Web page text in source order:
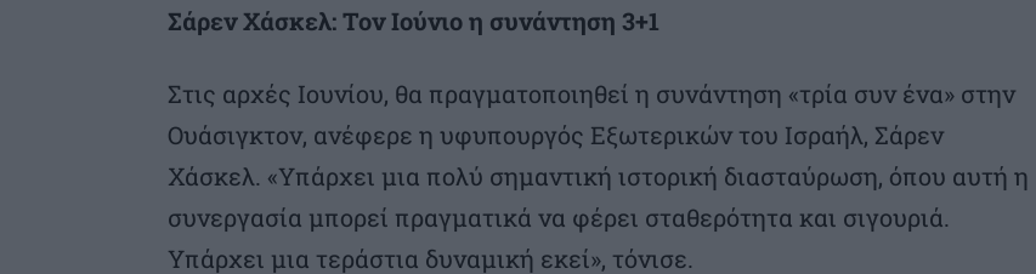
Σάρεν Χάσκελ: Τον Ιούνιο η συνάντηση 3+1
Στις αρχές Ιουνίου, θα πραγματοποιηθεί η συνάντηση «τρία συν ένα» στην
Ουάσιγκτον, ανέφερε η υφυπουργός Εξωτερικών του Ισραήλ, Σάρεν
Χάσκελ. «Υπάρχει μια πολύ σημαντική ιστορική διασταύρωση, όπου αυτή η
συνεργασία μπορεί πραγματικά να φέρει σταθερότητα και σιγουριά.
Υπάρχει μια τεράστια δυναμική εκεί», τόνισε.